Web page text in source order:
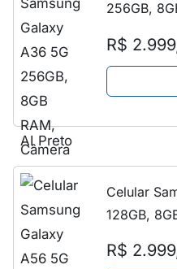
256GB,
Preto
R$
Celular
128GB,
Rosa
R$